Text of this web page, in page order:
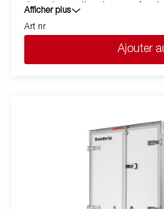
des voitures électriques grâce à
de couvrir et de protéger les
une capacité de charge élevée.
permet la pose de stickers sur
utilisée comme support publicitaire. Construite avec un
est une remorque très flexible.
indicatif uniquement et
Afficher plus
Art nr
Ajouter